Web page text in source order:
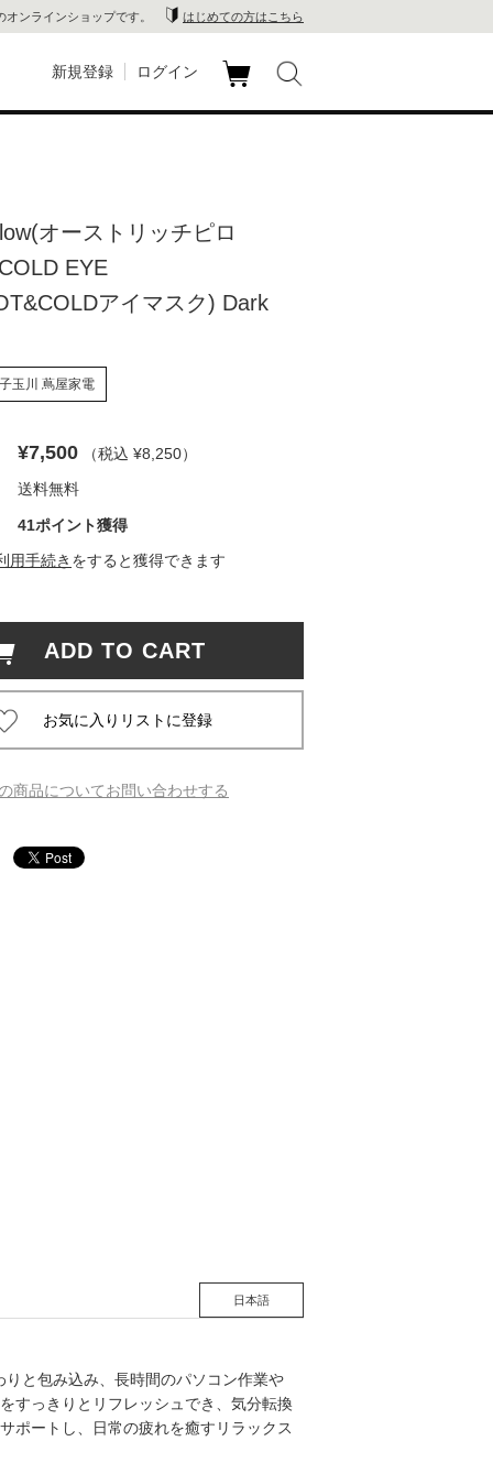
ンラインショップです。 はじめての方はこちら
蔦
蔦
崎
店
屋
屋
新規登録 ログイン
オーストリッチピロ
EYE
アイマスク) Dark
玉川 蔦屋家電
¥7,500 （税込 ¥8,250）
送料無料
41ポイント獲得
用手続き をすると獲得できます
ADD TO CART
商品についてお問い合わせする
日本語
と包み込み、長時間のパソコン作業や
すっきりとリフレッシュでき、気分転換
ポートし、日常の疲れを癒すリラックス